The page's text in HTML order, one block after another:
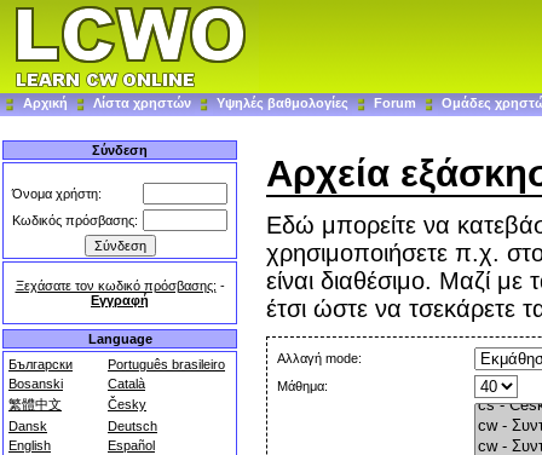
Αρχική Λίστα χρηστών Υψηλές βαθμολογίες Forum Ομάδες
Σύνδεση
Όνομα χρήστη:
Κωδικός πρόσβασης:
Ξεχάσατε τον κωδικό πρόσβασης; -
Εγγραφή
Language
Български
Português brasileiro
Bosanski
Català
繁體中文
Česky
Dansk
Deutsch
English
Español
Αρχεία
Εδώ μπορείτε να
χρησιμοποιήσετε π.χ.
είναι διαθέσιμο. Μαζί με
έτσι ώστε να τσεκάρετε
Αλλαγή mode:
Μάθημα: